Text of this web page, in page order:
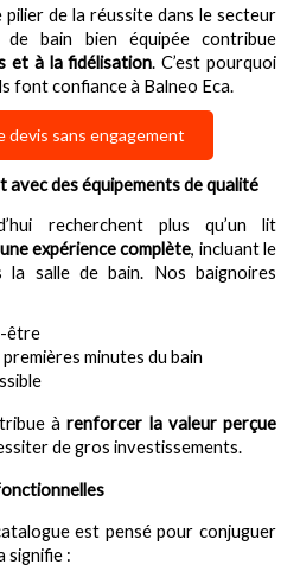
de la réussite dans le secteur
de bain bien équipée contribue
et à la fidélisation. C’est pourquoi
font confiance à Balneo Eca.
devis sans engagement
avec des équipements de qualité
recherchent plus qu’un lit
une expérience complète, incluant le
la salle de bain. Nos baignoires
être
minutes du bain
à renforcer la valeur perçue
de gros investissements.
est pensé pour conjuguer
signifie :